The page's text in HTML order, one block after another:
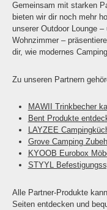
Gemeinsam mit starken
bieten wir dir noch mehr
unserer Outdoor Lounge
Wohnzimmer –
dir, wie modernes
Zu unseren Partnern
MAWII Trinkbecher
Bent Produkte
LAYZEE
Grove Camping
KYOOB Eurobox
STYYL
Alle Partner-Produkte
Seiten entdecken und